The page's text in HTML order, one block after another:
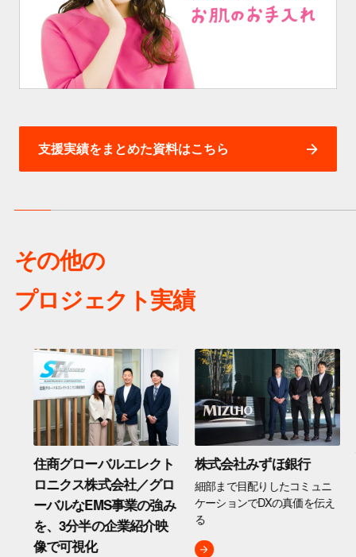
支援実績をまとめた資料はこちら
その他の
プロジェクト実績
住商グローバルエレクト
ロニクス株式会社／グロ
ーバルなEMS事業の強み
を、3分半の企業紹介映
像で可視化
株式会社みずほ銀行
細部まで目配りしたコミュニ
ケーションでDXの真価を伝え
る